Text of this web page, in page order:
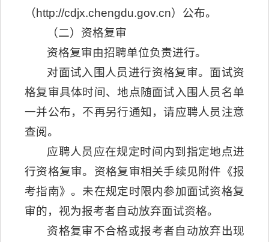
（http://cdjx.chengdu.gov.cn）公布。
（二）资格复审
资格复审由招聘单位负责进行。
对面试入围人员进行资格复审。面试资
格复审具体时间、地点随面试入围人员名单
一并公布，不再另行通知，请应聘人员注意
查阅。
应聘人员应在规定时间内到指定地点进
行资格复审。资格复审相关手续见附件《报
考指南》。未在规定时限内参加面试资格复
审的，视为报考者自动放弃面试资格。
资格复审不合格或报考者自动放弃出现